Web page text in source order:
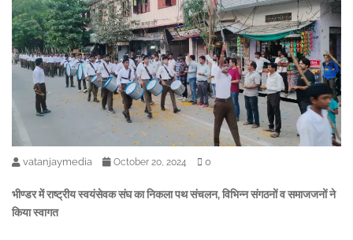
vatanjaymedia October 20, 2024 0
भीण्डर में राष्ट्रीय स्वयंसेवक संघ का निकला पथ संचलन, विभिन्न संगठनों व समाजजनों ने
किया स्वागत